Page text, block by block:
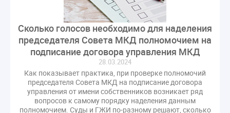
Сколько голосов необходимо для наделения
председателя Совета МКД полномочием на
подписание договора управления МКД
28.03.2024
Как показывает практика, при проверке полномочий
председателя Совета МКД на подписание договора
управления от имени собственников возникает ряд
вопросов к самому порядку наделения данным
полномочием. Суды и ГЖИ по-разному решают, сколько